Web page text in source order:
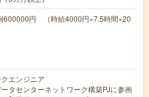
円 （時給4000円×7.5時間×20
エンジニア
タセンターネットワーク構築PJに参画